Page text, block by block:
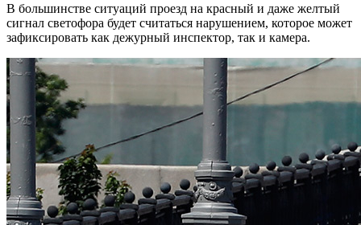
В большинстве ситуаций проезд на красный и даже желтый
сигнал светофора будет считаться нарушением, которое может
зафиксировать как дежурный инспектор, так и камера.